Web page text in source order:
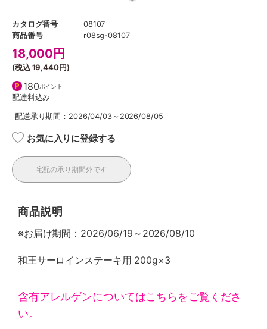
カタログ番号
08107
商品番号
r08sg-08107
18,000 円
(税込19,440円)
180ポイント
配達料込み
配送承り期間：2026/04/03～2026/08/05
お気に入りに登録する
宅配の承り期間外です
商品説明
※お届け期間：2026/06/19～2026/08/10
和王サーロインステーキ用 200g×3
含有アレルゲンについてはこちらをご覧くださ
い。